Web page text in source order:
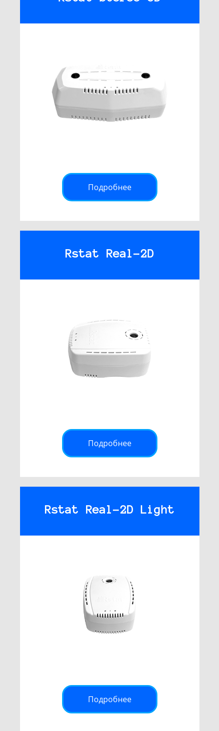
Подробнее
Rstat Real-2D
Подробнее
Rstat Real-2D Light
Подробнее